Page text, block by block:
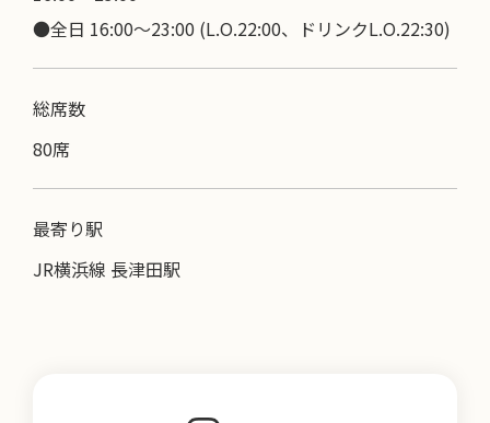
●全日 16:00～23:00 (L.O.22:00、ドリンクL.O.22:30)
総席数
80席
最寄り駅
JR横浜線 長津田駅